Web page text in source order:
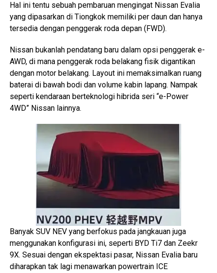
Hal ini tentu sebuah pembaruan mengingat Nissan Evalia
yang dipasarkan di Tiongkok memiliki per daun dan hanya
tersedia dengan penggerak roda depan (FWD).
Nissan bukanlah pendatang baru dalam opsi penggerak e-
AWD, di mana penggerak roda belakang fisik digantikan
dengan motor belakang. Layout ini memaksimalkan ruang
baterai di bawah bodi dan volume kabin lapang. Nampak
seperti kendaraan berteknologi hibrida seri “e-Power
4WD” Nissan lainnya.
Banyak SUV NEV yang berfokus pada jangkauan juga
menggunakan konfigurasi ini, seperti BYD Ti7 dan Zeekr
9X. Sesuai dengan ekspektasi pasar, Nissan Evalia baru
diharapkan tak lagi menawarkan powertrain ICE